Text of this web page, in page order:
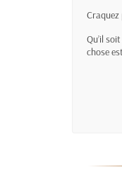
Qu’il
chose